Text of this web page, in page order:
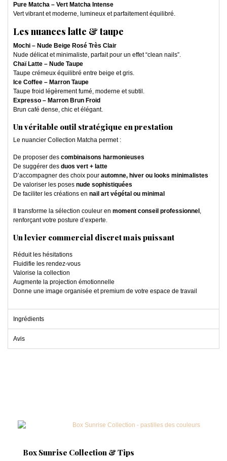
Pure Matcha – Vert Matcha Intense
Vert vibrant et moderne, lumineux et parfaitement équilibré.
Les nuances latte & taupe
Mochi – Nude Beige Rosé Très Clair
Nude délicat et minimaliste, parfait pour un effet “clean nails”.
Chaï Latte – Nude Taupe
Taupe crémeux équilibré entre beige et gris.
Ice Coffee – Marron Taupe
Taupe froid légèrement fumé, moderne et subtil.
Expresso – Marron Brun Froid
Brun café dense, chic et élégant.
Un véritable outil stratégique en prestation
Le nuancier Collection Matcha permet :
De proposer des combinaisons harmonieuses
De suggérer des duos vert + latte
D’accompagner des choix pour automne, hiver ou looks minimalistes
De valoriser les poses nude sophistiquées
De faciliter les créations en nail art végétal ou minimal
Il transforme la sélection couleur en moment conseil professionnel ,
renforçant votre posture d’experte.
Un levier commercial discret mais puissant
Réduit les hésitations
Fluidifie les rendez-vous
Valorise la collection
Augmente la projection émotionnelle
Donne une image organisée et premium de votre espace de travail
Ingrédients
Avis
Box Sunrise Collection & Tips